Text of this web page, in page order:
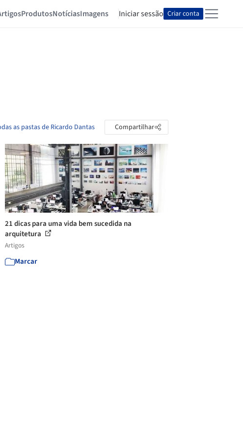
ProdutosNotíciasImagens Iniciar sessão Criar conta
as pastas de Ricardo Dantas Compartilhar
21 dicas para uma vida bem sucedida na
arquitetura
Artigos
Marcar